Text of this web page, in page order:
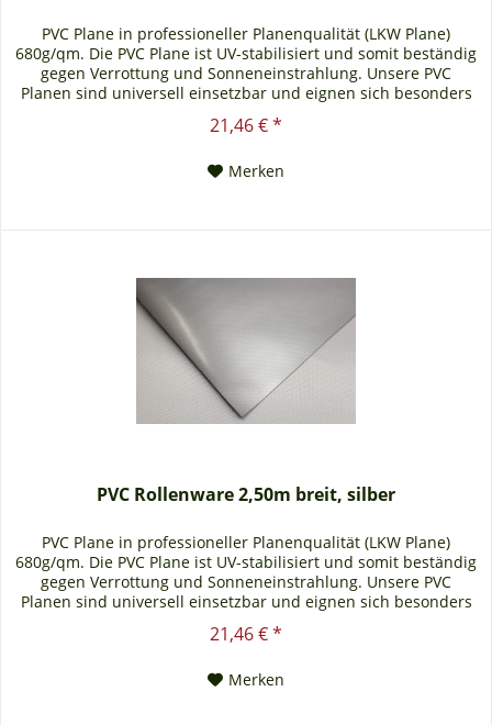
PVC Plane in professioneller Planenqualität (LKW Plane)
680g/qm. Die PVC Plane ist UV-stabilisiert und somit beständig
gegen Verrottung und Sonneneinstrahlung. Unsere PVC
Planen sind universell einsetzbar und eignen sich besonders
als Carportplane, Balkonabtrennung, Abdeckplane für
Brennholz, Sandkastenabdeckung oder für Ihren Anhänger.
21,46 € *
Merken
PVC Rollenware 2,50m breit, silber
PVC Plane in professioneller Planenqualität (LKW Plane)
680g/qm. Die PVC Plane ist UV-stabilisiert und somit beständig
gegen Verrottung und Sonneneinstrahlung. Unsere PVC
Planen sind universell einsetzbar und eignen sich besonders
Brennholz, Sandkastenabdeckung oder für Ihren Anhänger.
21,46 € *
Merken